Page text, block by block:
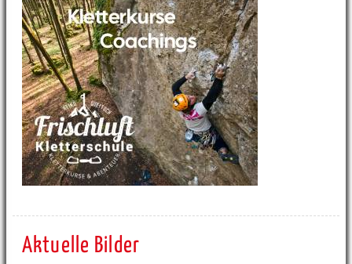
Aktuelle Bilder